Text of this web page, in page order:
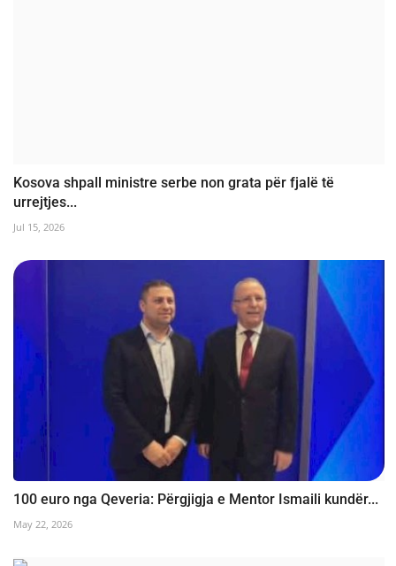
Kosova shpall ministre serbe non grata për fjalë të
urrejtjes...
Jul 15, 2026
100 euro nga Qeveria: Përgjigja e Mentor Ismaili kundër...
May 22, 2026